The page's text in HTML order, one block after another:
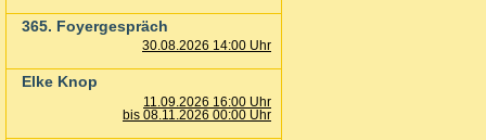
365. Foyergespräch
30.08.2026 14:00 Uhr
Elke Knop
11.09.2026 16:00 Uhr
bis 08.11.2026 00:00 Uhr